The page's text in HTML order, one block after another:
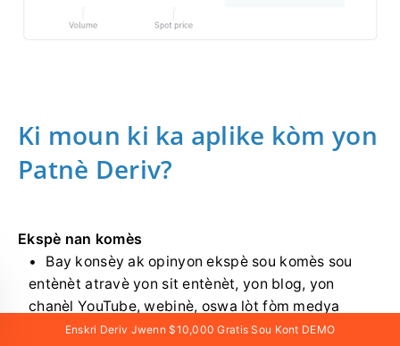
Ki moun ki ka aplike kòm yon
Patnè Deriv?
Ekspè nan komès
Bay konsèy ak opinyon ekspè sou komès sou
entènèt atravè yon sit entènèt, yon blog, yon
chanèl YouTube, webinè, oswa lòt fòm medya
dijital.Enskri Deriv Jwenn $10,000 Gratis Sou Kont DEMO